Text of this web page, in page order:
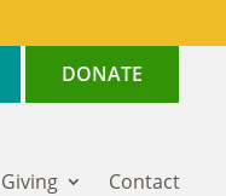
DONATE
Giving Contact